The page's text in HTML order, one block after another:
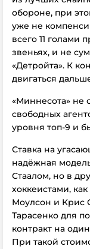
обороне, при
уже не
всего 11 голами
звеньях, и не
«Детройта». К
двигаться
«Миннесота» не
свободных
уровня топ-9 и
Ставка на
надёжная
Стаалом, но в
хоккеистами,
Моулсон и Крис
Тарасенко для
контракт на
При такой